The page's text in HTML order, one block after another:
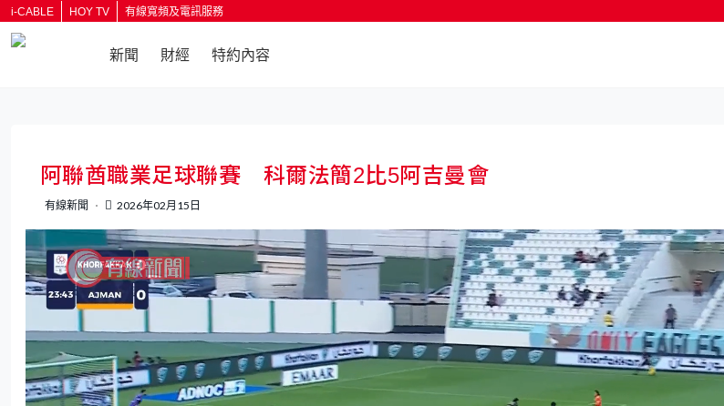
i-CABLE HOY TV 有線寬頻及電訊服務
新聞 財經 特約內容
阿聯酋職業足球聯賽 科爾法簡2比5阿吉曼會
有線新聞 2026年02月15日